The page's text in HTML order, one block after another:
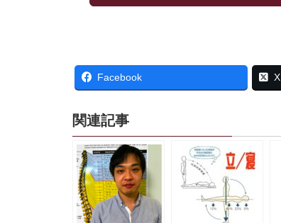
Facebook X
関連記事